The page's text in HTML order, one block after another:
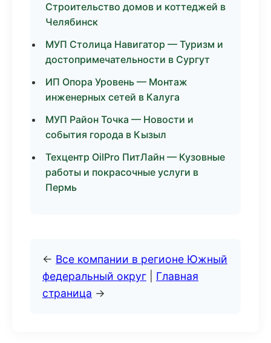
Строительство домов и коттеджей в
Челябинск
МУП Столица Навигатор — Туризм и
достопримечательности в Сургут
ИП Опора Уровень — Монтаж
инженерных сетей в Калуга
МУП Район Точка — Новости и
события города в Кызыл
Техцентр OilPro ПитЛайн — Кузовные
работы и покрасочные услуги в
Пермь
← Все компании в регионе Южный
федеральный округ
Главная
страница →